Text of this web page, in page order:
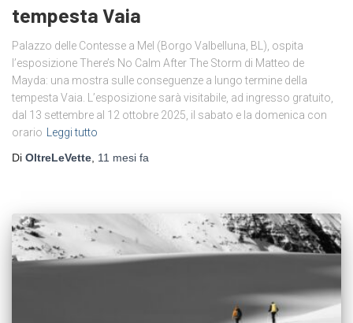
tempesta Vaia
Palazzo delle Contesse a Mel (Borgo Valbelluna, BL), ospita
l’esposizione There’s No Calm After The Storm di Matteo de
Mayda: una mostra sulle conseguenze a lungo termine della
tempesta Vaia. L’esposizione sarà visitabile, ad ingresso gratuito,
dal 13 settembre al 12 ottobre 2025, il sabato e la domenica con
orario Leggi tutto
Di OltreLeVette 11 mesi fa